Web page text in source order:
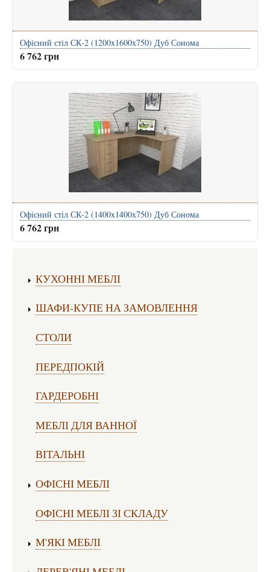
Офісний стіл СК-2 (1200x1600x750) Дуб Сонома
6 762 грн
Офісний стіл СК-2 (1400x1400x750) Дуб Сонома
6 762 грн
КУХОННІ МЕБЛІ
ШАФИ-КУПЕ НА ЗАМОВЛЕННЯ
СТОЛИ
ПЕРЕДПОКІЙ
ГАРДЕРОБНІ
МЕБЛІ ДЛЯ ВАННОЇ
ВІТАЛЬНІ
ОФІСНІ МЕБЛІ
ОФІСНІ МЕБЛІ ЗІ СКЛАДУ
М'ЯКІ МЕБЛІ